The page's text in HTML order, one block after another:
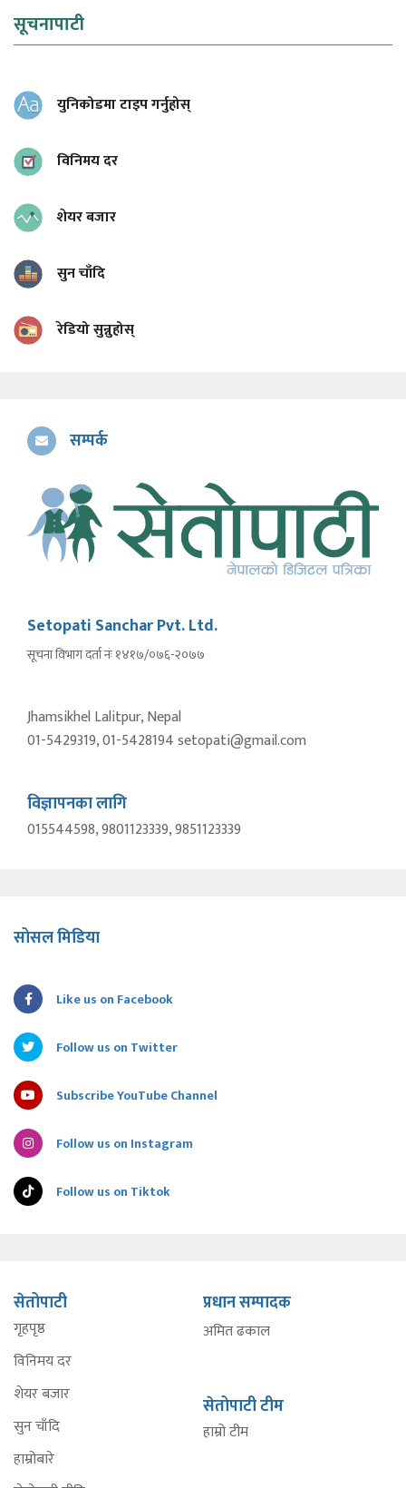
सूचनापाटी
युनिकोडमा टाइप गर्नुहोस्
विनिमय दर
शेयर बजार
सुन चाँदि
रेडियो सुन्नुहोस्
सम्पर्क
Setopati Sanchar Pvt. Ltd.
सूचना विभाग दर्ता नंः १४१७/०७६-२०७७
Jhamsikhel Lalitpur, Nepal
01-5429319, 01-5428194 setopati@gmail.com
विज्ञापनका लागि
015544598, 9801123339, 9851123339
सोसल मिडिया
Like us on Facebook
Follow us on Twitter
Subscribe YouTube Channel
Follow us on Instagram
Follow us on Tiktok
सेतोपाटी
गृहपृष्ठ
विनिमय दर
शेयर बजार
सुन चाँदि
हाम्रोबारे
प्रधान सम्पादक
अमित ढकाल
सेतोपाटी टीम
हाम्रो टीम